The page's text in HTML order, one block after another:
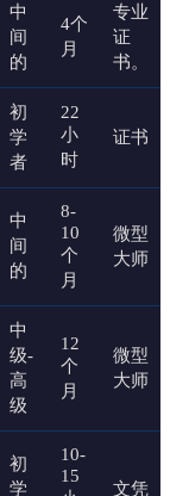
中
间
的
4个
月
专业
证
书。
初
学
者
22
小
时
证书
中
间
的
8-
10
个
月
微型
大师
中
级-
高
级
12
个
月
微型
大师
初
学
10-
15
文凭